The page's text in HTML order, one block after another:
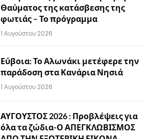
Θαύματος της κατάσβεσης της
φωτιάς – Το πρόγραμμα
1 Αυγούστου 2026
Εύβοια: Το Αλωνάκι μετέφερε την
παράδοση στα Κανάρια Νησιά
1 Αυγούστου 2026
ΑΥΓΟΥΣΤΟΣ 2026 : Προβλέψεις για
όλα τα ζώδια-Ο ΑΠΕΓΚΛΩΒΙΣΜΟΣ